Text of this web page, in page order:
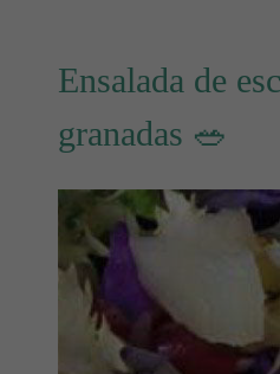
Ensalada de
granadas 🥗